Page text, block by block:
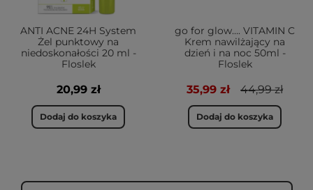
ANTI ACNE 24H System
Żel punktowy na
niedoskonałości 20 ml -
Floslek
20,99 zł
Dodaj do koszyka
go for glow…. VITAMIN C
Krem nawilżający na
dzień i na noc 50ml -
Floslek
35,99 zł 44,99 zł
Dodaj do koszyka